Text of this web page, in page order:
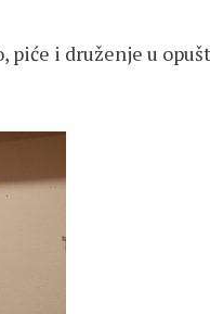
piće i druženje u